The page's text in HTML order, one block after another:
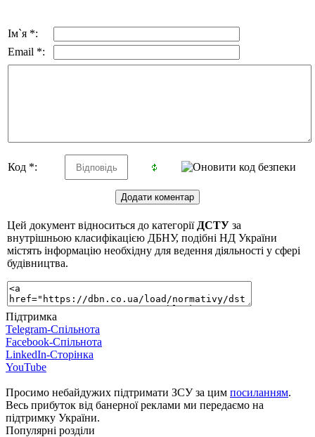
Ім`я *:
Email *:
Код *:
Цей документ відноситься до категорії ДСТУ за
внутрішньою класифікацією ДБНУ, подібні НД України
містять інформацію необхідну для ведення діяльності у сфері
будівництва.
Підтримка
Telegram-Спільнота
Facebook-Спільнота
LinkedIn-Сторінка
YouTube
Просимо небайдужих підтримати ЗСУ за цим посиланням.
Весь прибуток від банерної реклами ми передаємо на
підтримку України.
Популярні розділи